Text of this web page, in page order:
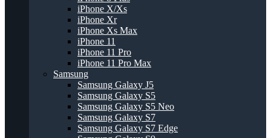
iPhone X/Xs
iPhone Xr
iPhone Xs Max
iPhone 11
iPhone 11 Pro
iPhone 11 Pro Max
Samsung
Samsung Galaxy J5
Samsung Galaxy S5
Samsung Galaxy S5 Neo
Samsung Galaxy S7
Samsung Galaxy S7 Edge